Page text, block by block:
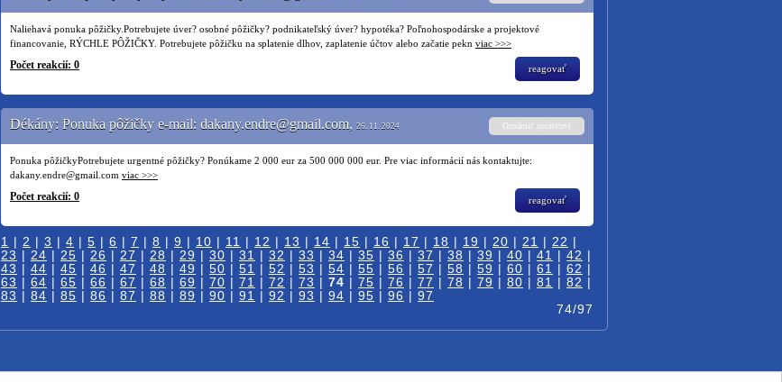
Naliehavá ponuka pôžičky.Potrebujete úver? osobné pôžičky? podnikateľský úver? hypotéka? Poľnohospodárske a projektové
financovanie, RÝCHLE PÔŽIČKY. Potrebujete pôžičku na splatenie dlhov, zaplatenie účtov alebo začatie pekn viac >>>
Počet reakcií: 0 reagovať
Dékány: Ponuka pôžičky e-mail: dakany.endre@gmail.com, 26. 11. 2024 Oznámiť správcovi
Ponuka pôžičkyPotrebujete urgentné pôžičky? Ponúkame 2 000 eur za 500 000 000 eur. Pre viac informácií nás kontaktujte:
dakany.endre@gmail.com viac >>>
Počet reakcií: 0 reagovať
1 | 2 | 3 | 4 | 5 | 6 | 7 | 8 | 9 | 10 | 11 | 12 | 13 | 14 | 15 | 16 | 17 | 18 | 19 | 20 | 21 | 22 |
23 | 24 | 25 | 26 | 27 | 28 | 29 | 30 | 31 | 32 | 33 | 34 | 35 | 36 | 37 | 38 | 39 | 40 | 41 | 42 |
43 | 44 | 45 | 46 | 47 | 48 | 49 | 50 | 51 | 52 | 53 | 54 | 55 | 56 | 57 | 58 | 59 | 60 | 61 | 62 |
63 | 64 | 65 | 66 | 67 | 68 | 69 | 70 | 71 | 72 | 73 | 74 | 75 | 76 | 77 | 78 | 79 | 80 | 81 | 82 |
83 | 84 | 85 | 86 | 87 | 88 | 89 | 90 | 91 | 92 | 93 | 94 | 95 | 96 | 97
74/97